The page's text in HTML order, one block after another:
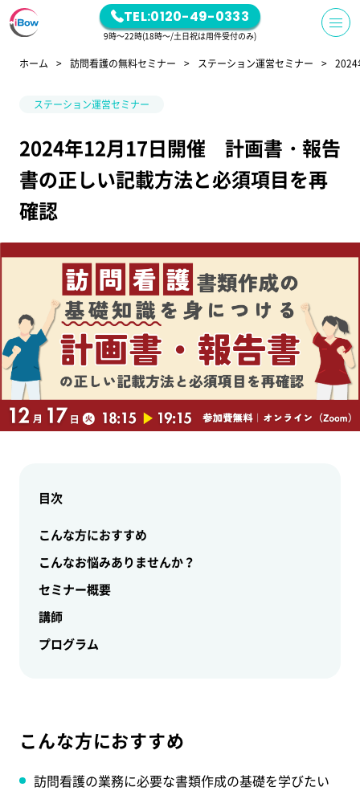
TEL:0120-49-0333
9時～22時(18時～/土日祝は用件受付のみ)
ホーム 訪問看護の無料セミナー ステーション運営セミナー 2024
ステーション運営セミナー
2024年12月17日開催 計画書・報告
書の正しい記載方法と必須項目を再
確認
目次
こんな方におすすめ
こんなお悩みありませんか？
セミナー概要
講師
プログラム
こんな方におすすめ
訪問看護の業務に必要な書類作成の基礎を学びたい